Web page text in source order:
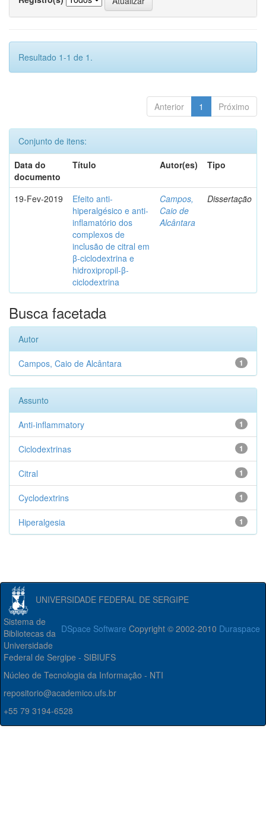
Resultado 1-1 de 1.
Anterior 1 Próximo
Conjunto de itens:
Data do
documento
Título Autor(es) Tipo
19-Fev-2019
Efeito anti-
hiperalgésico e anti-
inflamatório dos
complexos de
inclusão de citral em
β-ciclodextrina e
hidroxipropil-β-
ciclodextrina
Campos,
Caio de
Alcântara
Dissertação
Busca facetada
Autor
1
Campos, Caio de Alcântara
Assunto
1
Anti-inflammatory
1
Ciclodextrinas
1
Citral
1
Cyclodextrins
1
Hiperalgesia
UNIVERSIDADE FEDERAL DE SERGIPE
DSpace Software Copyright © 2002-2010 Duraspace
Sistema de
Bibliotecas da
Universidade
Federal de Sergipe - SIBIUFS
Núcleo de Tecnologia da Informação - NTI
repositorio@academico.ufs.br
+55 79 3194-6528